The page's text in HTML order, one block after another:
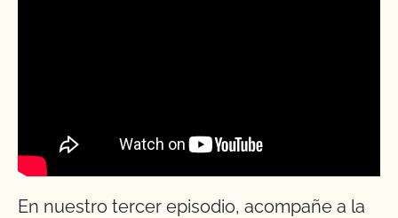
En nuestro tercer episodio, acompañe a la